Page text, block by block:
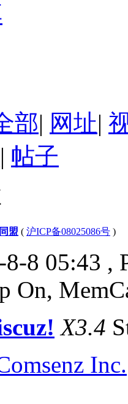
部| 网址|
| 帖子
盟 ( 沪ICP备08025086号 )
8 05:43 ,
On,
X3.4
Inc.